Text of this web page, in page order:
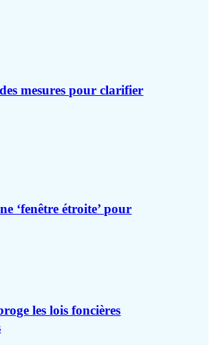
mesures pour clarifier
‘fenêtre étroite’ pour
les lois foncières